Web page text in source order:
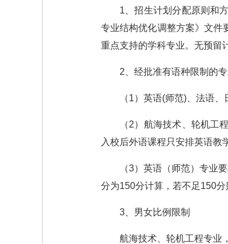
1、招生计划分配原则和
专业结构优化调整方案》文件
重点支持的学科专业。无预留
2、经批准有语种限制的
（1）英语(师范)、法语、
（2）航海技术、轮机工
入校后外语课程只安排英语教
（3）英语（师范）专业
分为150分计算，若不足150分
3、男女比例限制
航海技术、轮机工程专业